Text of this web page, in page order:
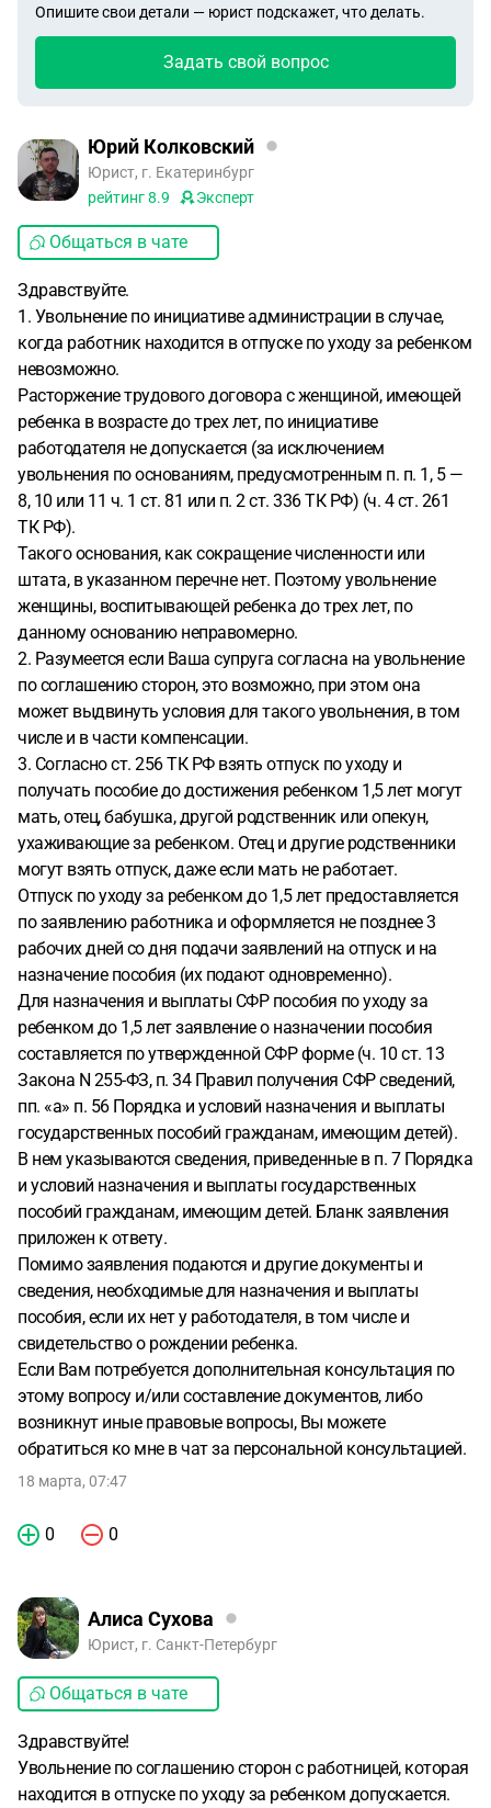
Опишите свои детали — юрист подскажет, что делать.
Задать свой вопрос
Юрий Колковский
Юрист, г. Екатеринбург
рейтинг8.9 Эксперт
Общаться в чате
Здравствуйте.
1. Увольнение по инициативе администрации в случае,
когда работник находится в отпуске по уходу за ребенком
невозможно.
Расторжение трудового договора с женщиной, имеющей
ребенка в возрасте до трех лет, по инициативе
работодателя не допускается (за исключением
увольнения по основаниям, предусмотренным п. п. 1, 5 —
8, 10 или 11 ч. 1 ст. 81 или п. 2 ст. 336 ТК РФ) (ч. 4 ст. 261
ТК РФ).
Такого основания, как сокращение численности или
штата, в указанном перечне нет. Поэтому увольнение
женщины, воспитывающей ребенка до трех лет, по
данному основанию неправомерно.
2. Разумеется если Ваша супруга согласна на увольнение
по соглашению сторон, это возможно, при этом она
может выдвинуть условия для такого увольнения, в том
числе и в части компенсации.
3. Согласно ст. 256 ТК РФ взять отпуск по уходу и
получать пособие до достижения ребенком 1,5 лет могут
мать, отец, бабушка, другой родственник или опекун,
ухаживающие за ребенком. Отец и другие родственники
могут взять отпуск, даже если мать не работает.
Отпуск по уходу за ребенком до 1,5 лет предоставляется
по заявлению работника и оформляется не позднее 3
рабочих дней со дня подачи заявлений на отпуск и на
назначение пособия (их подают одновременно).
Для назначения и выплаты СФР пособия по уходу за
ребенком до 1,5 лет заявление о назначении пособия
составляется по утвержденной СФР форме (ч. 10 ст. 13
Закона N 255-ФЗ, п. 34 Правил получения СФР сведений,
пп. «а» п. 56 Порядка и условий назначения и выплаты
государственных пособий гражданам, имеющим детей).
В нем указываются сведения, приведенные в п. 7 Порядка
и условий назначения и выплаты государственных
пособий гражданам, имеющим детей. Бланк заявления
приложен к ответу.
Помимо заявления подаются и другие документы и
сведения, необходимые для назначения и выплаты
пособия, если их нет у работодателя, в том числе и
свидетельство о рождении ребенка.
Если Вам потребуется дополнительная консультация по
этому вопросу и/или составление документов, либо
возникнут иные правовые вопросы, Вы можете
обратиться ко мне в чат за персональной консультацией.
18 марта, 07:47
0 0
Алиса Сухова
Юрист, г. Санкт-Петербург
Общаться в чате
Здравствуйте!
Увольнение по соглашению сторон с работницей, которая
находится в отпуске по уходу за ребенком допускается.